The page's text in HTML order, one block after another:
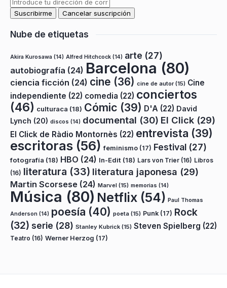
Nube de etiquetas
Akira Kurosawa (14) Alfred Hitchcock (14) arte (27)
autobiografía (24) Barcelona (80)
ciencia ficción (24) cine (36) cine de autor(15) Cine
independiente (22) comedia (22) conciertos
(46) culturaca (18) Cómic (39) D'A (22) David
Lynch (20) discos (14) documental (30) El Click (29)
El Click de Ràdio Montornès (22) entrevista (39)
escritoras (56) feminismo (17) Festival (27)
fotografía (18) HBO (24) In-Edit (18) Lars von Trier (16) Libros
(16) literatura (33) literatura japonesa (29)
Martin Scorsese (24) Marvel (15) memorias (14)
Música (80) Netflix (54) Paul Thomas
Anderson (14) poesía (40) poeta (15) Punk (17) Rock
(32) serie (28) Stanley Kubrick (15) Steven Spielberg (22)
Teatro (16) Werner Herzog (17)